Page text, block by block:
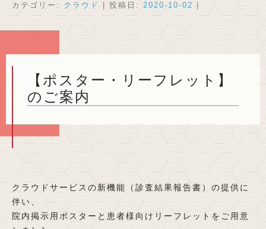
カテゴリー: クラウド| 投稿日:2020-10-02|
【ポスター・リーフレット】
のご案内
クラウドサービスの新機能（診査結果報告書）の提供に
伴い、
院内掲示用ポスターと患者様向けリーフレットをご用意